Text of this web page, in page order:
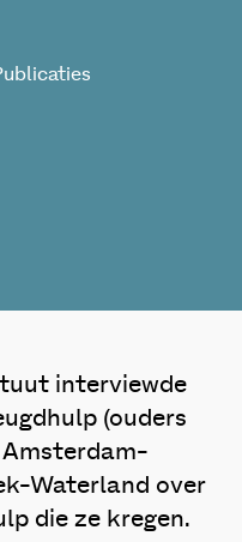
interviewde
(ouders
Amsterdam-
Waterland over
die ze kregen.